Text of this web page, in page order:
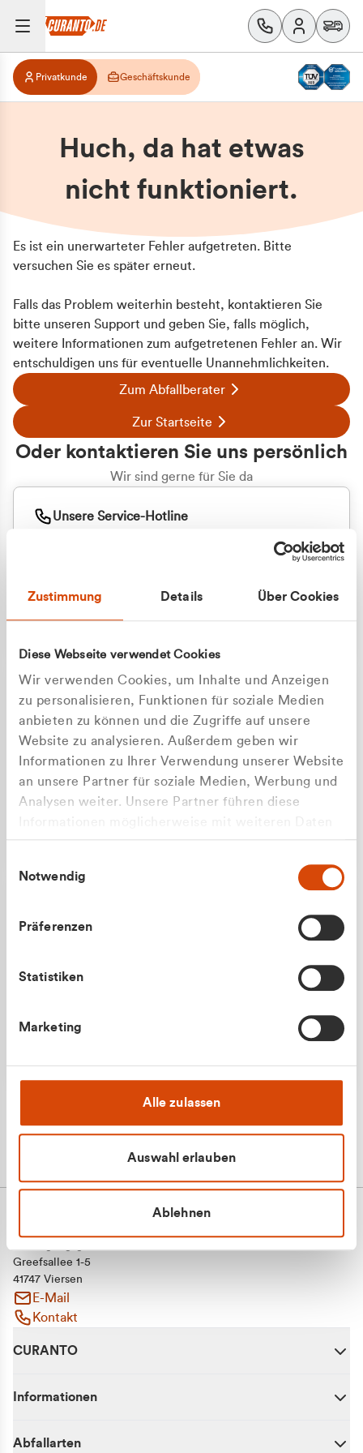
Zustimmung Details Über Cookies
Diese Webseite verwendet Cookies
Wir verwenden Cookies, um Inhalte und Anzeigen
zu personalisieren, Funktionen für soziale Medien
anbieten zu können und die Zugriffe auf unsere
Website zu analysieren. Außerdem geben wir
Informationen zu Ihrer Verwendung unserer Website
an unsere Partner für soziale Medien, Werbung und
Analysen weiter. Unsere Partner führen diese
gesammelt haben.
Notwendig
Präferenzen
Statistiken
Marketing
Alle zulassen
Auswahl erlauben
Ablehnen
Privatkunde Geschäftskunde
Huch, da hat etwas
nicht funktioniert.
Es ist ein unerwarteter Fehler aufgetreten. Bitte
versuchen Sie es später erneut.
Falls das Problem weiterhin besteht, kontaktieren Sie
bitte unseren Support und geben Sie, falls möglich,
weitere Informationen zum aufgetretenen Fehler an. Wir
entschuldigen uns für eventuelle Unannehmlichkeiten.
Zum Abfallberater
Zur Startseite
Oder kontaktieren Sie uns persönlich
Wir sind gerne für Sie da
Unsere Service-Hotline
+49 177 8376058
Apilash Balanesan
Greefsallee 1-5
41747 Viersen
E-Mail
Kontakt
CURANTO
Informationen
Abfallarten